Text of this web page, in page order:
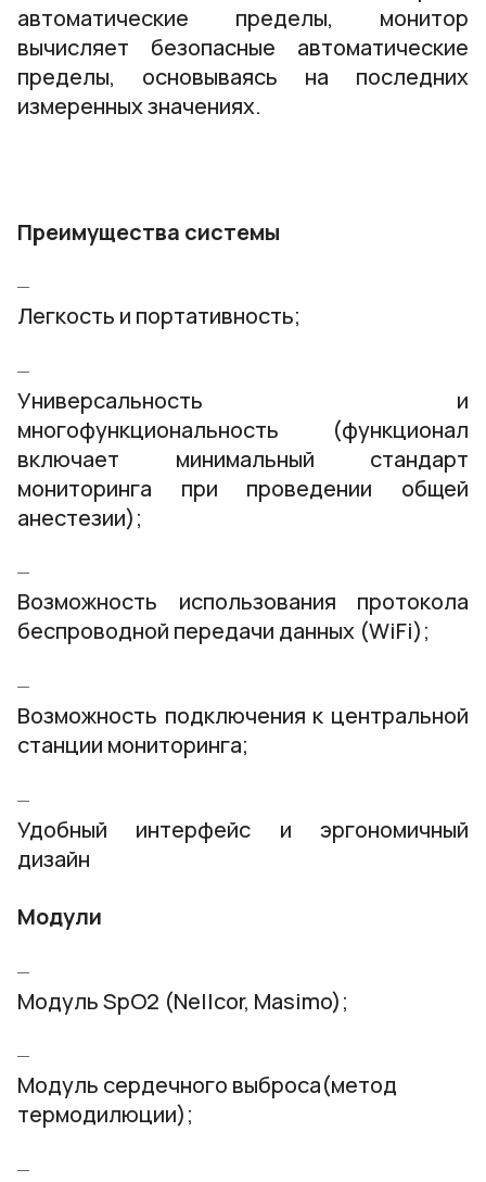
автоматические пределы, монитор
вычисляет безопасные автоматические
пределы, основываясь на последних
измеренных значениях.
Преимущества системы
Легкость и портативность;
Универсальность и
многофункциональность (функционал
включает минимальный стандарт
мониторинга при проведении общей
анестезии);
Возможность использования протокола
беспроводной передачи данных (WiFi);
Возможность подключения к центральной
станции мониторинга;
Удобный интерфейс и эргономичный
дизайн
Модули
Модуль SpO2 (Nellcor, Masimo);
Модуль сердечного выброса(метод
термодилюции);